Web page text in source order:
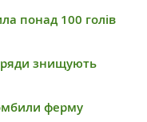
понад 100 голів
знищують
ферму